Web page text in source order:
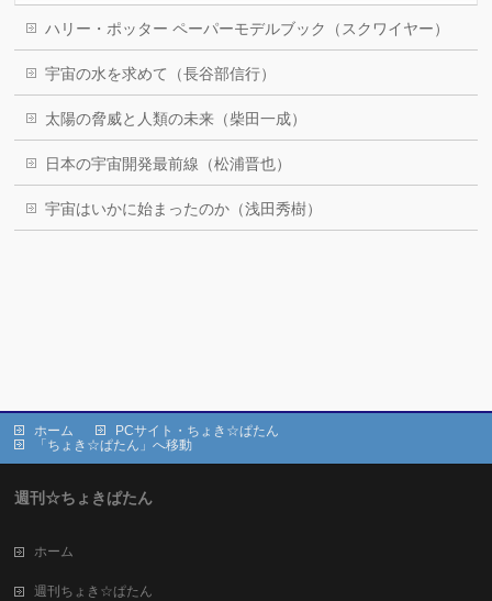
ハリー・ポッター ペーパーモデルブック（スクワイヤー）
宇宙の水を求めて（長谷部信行）
太陽の脅威と人類の未来（柴田一成）
日本の宇宙開発最前線（松浦晋也）
宇宙はいかに始まったのか（浅田秀樹）
ホーム
PCサイト・ちょき☆ぱたん
「ちょき☆ぱたん」へ移動
週刊☆ちょきぱたん
ホーム
週刊ちょき☆ぱたん